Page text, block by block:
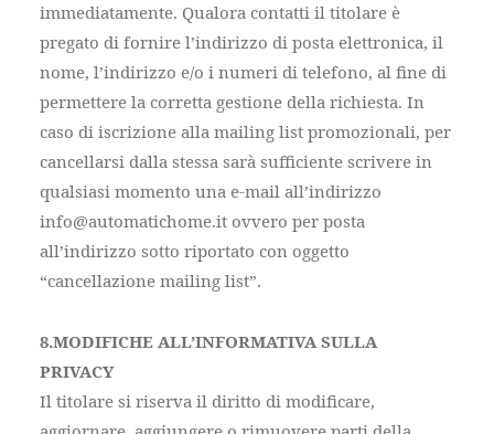
immediatamente. Qualora contatti il titolare è
pregato di fornire l’indirizzo di posta elettronica, il
nome, l’indirizzo e/o i numeri di telefono, al fine di
permettere la corretta gestione della richiesta. In
caso di iscrizione alla mailing list promozionali, per
cancellarsi dalla stessa sarà sufficiente scrivere in
qualsiasi momento una e-mail all’indirizzo
info@automatichome.it ovvero per posta
all’indirizzo sotto riportato con oggetto
“cancellazione mailing list”.
8.MODIFICHE ALL’INFORMATIVA SULLA
PRIVACY
Il titolare si riserva il diritto di modificare,